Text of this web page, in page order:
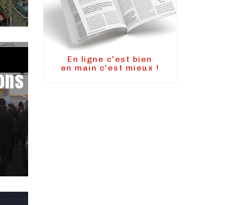
En ligne c'est bien
en main c'est mieux !